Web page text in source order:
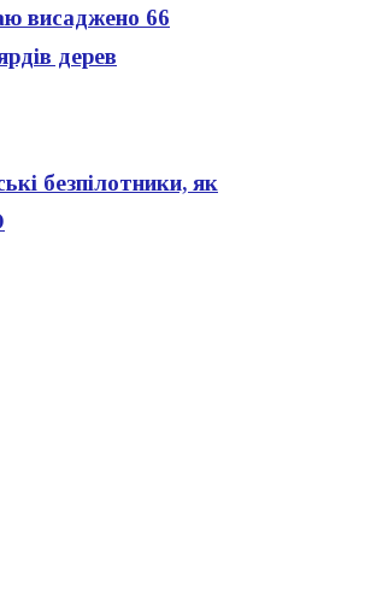
висаджено 66
дерев
безпілотники, як